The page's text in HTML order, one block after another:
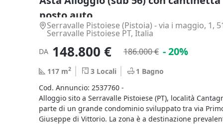
disimpegno, secondo bagno, cameretta e camera
Riscaldamento autonomo con caldaia e radiatori.
Completano la proprietà una cantina nel piano
Beni mobili esclusi dalla vendita.
Superficie commerciale totale: 66,12 mq
Abitazione, loggia e cantina: 63,56 mq
Posto auto scoperto: 12,80 mq
Il tutto come meglio descritto nelle perizie dell’Arch.
e dell’Arch. Tridenti (Bene 38).
posto auto
Serravalle Pistoiese (Pistoia) - via i maggio, 1,
Serravalle Pistoiese PT, Italia
DA 148.800 € 186.000 € - 20%
117 m2 3 Locali 1 Bagno
Cod. Annuncio: 2537760 -
Alloggio sito a Serravalle Pistoiese (PT), località
parte di un grande condominio sviluppato tra via
Giuseppe di Vittorio. La zona è a destinazione